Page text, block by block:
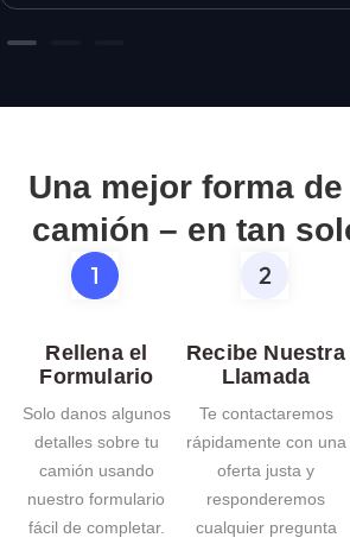
Una mejor forma
camión – en tan
Rellena el
Formulario
Solo danos algunos
detalles sobre tu
camión usando
nuestro formulario
fácil de completar.
Recibe Nuestra
Llamada
Te contactaremos
rápidamente con una
oferta justa y
responderemos
cualquier pregunta